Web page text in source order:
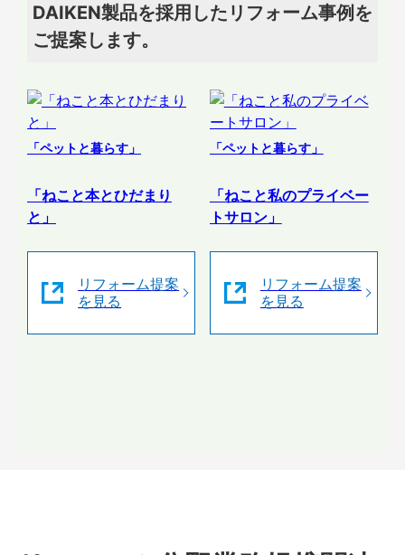
DAIKEN製品を採用したリフォーム事例を
ご提案します。
「ペットと暮らす」
「ねこと本とひだまり
と」
リフォーム提案
を見る
「ペットと暮らす」
「ねこと私のプライベー
トサロン」
リフォーム提案
を見る